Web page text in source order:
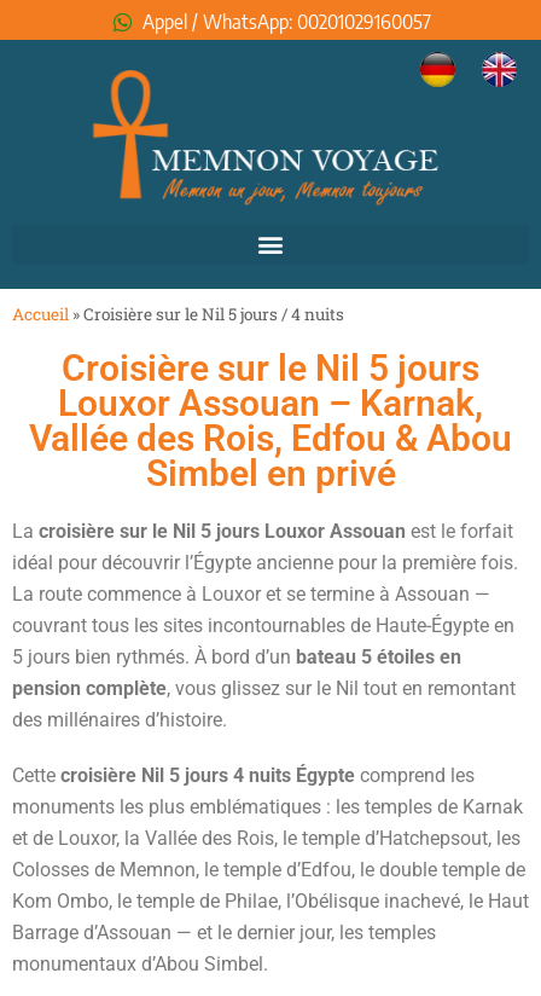
Appel / WhatsApp: 00201029160057
Accueil »Croisière sur le Nil 5 jours / 4 nuits
Croisière sur le Nil 5 jours
Louxor Assouan – Karnak,
Vallée des Rois, Edfou & Abou
Simbel en privé
La croisière sur le Nil 5 jours Louxor Assouan est le forfait
idéal pour découvrir l’Égypte ancienne pour la première fois.
La route commence à Louxor et se termine à Assouan —
couvrant tous les sites incontournables de Haute-Égypte en
5 jours bien rythmés. À bord d’un bateau 5 étoiles en
pension complète, vous glissez sur le Nil tout en remontant
des millénaires d’histoire.
Cette croisière Nil 5 jours 4 nuits Égypte comprend les
monuments les plus emblématiques : les temples de Karnak
et de Louxor, la Vallée des Rois, le temple d’Hatchepsout, les
Colosses de Memnon, le temple d’Edfou, le double temple de
Kom Ombo, le temple de Philae, l’Obélisque inachevé, le Haut
Barrage d’Assouan — et le dernier jour, les temples
monumentaux d’Abou Simbel.